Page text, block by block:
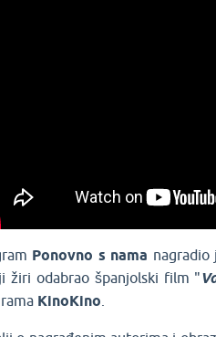
Ponovno s nama
žiri odabrao španjolski film "
KinoKino